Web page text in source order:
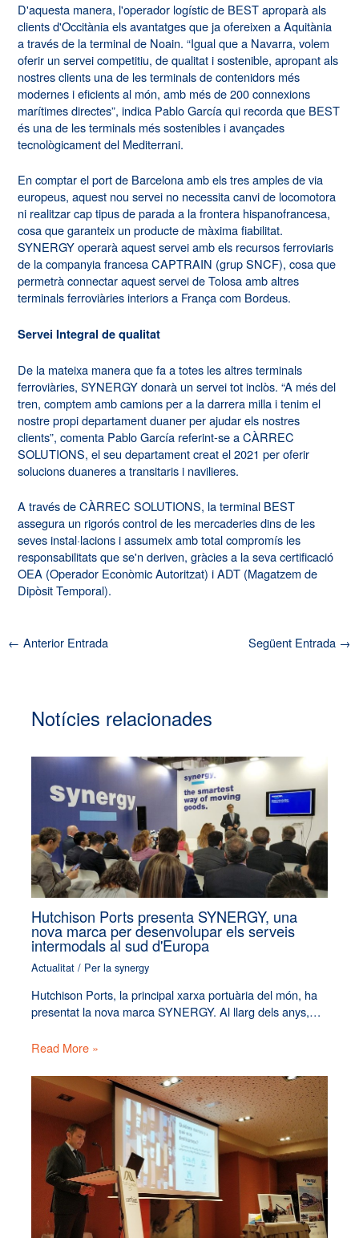
D'aquesta manera, l'operador logístic de BEST aproparà als
clients d'Occitània els avantatges que ja ofereixen a Aquitània
a través de la terminal de Noain. “Igual que a Navarra, volem
oferir un servei competitiu, de qualitat i sostenible, apropant als
nostres clients una de les terminals de contenidors més
modernes i eficients al món, amb més de 200 connexions
marítimes directes”, indica Pablo García qui recorda que BEST
és una de les terminals més sostenibles i avançades
tecnològicament del Mediterrani.
En comptar el port de Barcelona amb els tres amples de via
europeus, aquest nou servei no necessita canvi de locomotora
ni realitzar cap tipus de parada a la frontera hispanofrancesa,
cosa que garanteix un producte de màxima fiabilitat.
SYNERGY operarà aquest servei amb els recursos ferroviaris
de la companyia francesa CAPTRAIN (grup SNCF), cosa que
permetrà connectar aquest servei de Tolosa amb altres
terminals ferroviàries interiors a França com Bordeus.
Servei Integral de qualitat
De la mateixa manera que fa a totes les altres terminals
ferroviàries, SYNERGY donarà un servei tot inclòs. “A més del
tren, comptem amb camions per a la darrera milla i tenim el
nostre propi departament duaner per ajudar els nostres
clients”, comenta Pablo García referint-se a CÀRREC
SOLUTIONS, el seu departament creat el 2021 per oferir
solucions duaneres a transitaris i navilieres.
A través de CÀRREC SOLUTIONS, la terminal BEST
assegura un rigorós control de les mercaderies dins de les
seves instal·lacions i assumeix amb total compromís les
responsabilitats que se'n deriven, gràcies a la seva certificació
OEA (Operador Econòmic Autoritzat) i ADT (Magatzem de
Dipòsit Temporal).
← Anterior Entrada Següent Entrada →
Notícies relacionades
Hutchison Ports presenta SYNERGY, una
nova marca per desenvolupar els serveis
intermodals al sud d'Europa
Actualitat / Per la synergy
Hutchison Ports, la principal xarxa portuària del món, ha
presentat la nova marca SYNERGY. Al llarg dels anys,…
Read More »